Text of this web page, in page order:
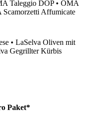
Taleggio DOP • ÖMA
Affumicate
• LaSelva Oliven mit
Gegrillter Kürbis
Paket*